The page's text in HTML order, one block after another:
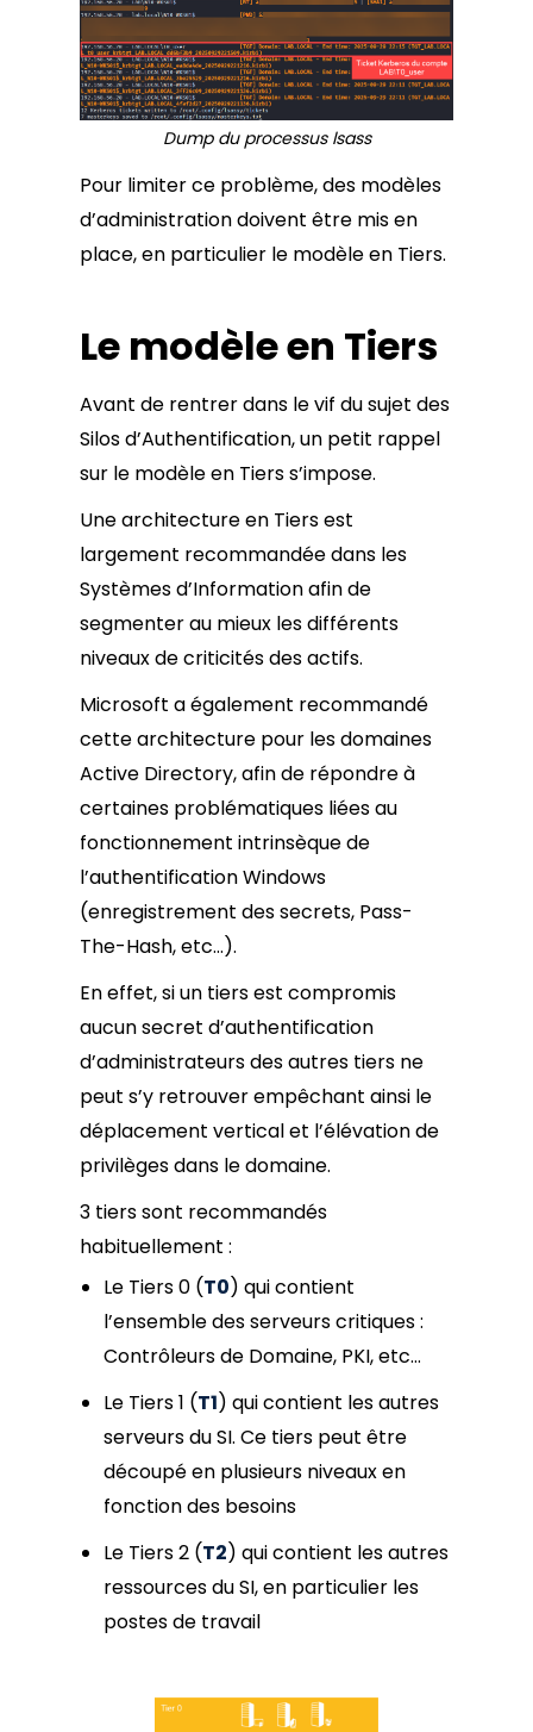
Dump du processus lsass
Pour limiter ce problème, des modèles
d’administration doivent être mis en
place, en particulier le modèle en Tiers.
Le modèle en Tiers
Avant de rentrer dans le vif du sujet des
Silos d’Authentification, un petit rappel
sur le modèle en Tiers s’impose.
Une architecture en Tiers est
largement recommandée dans les
Systèmes d’Information afin de
segmenter au mieux les différents
niveaux de criticités des actifs.
Microsoft a également recommandé
cette architecture pour les domaines
Active Directory, afin de répondre à
certaines problématiques liées au
fonctionnement intrinsèque de
l’authentification Windows
(enregistrement des secrets, Pass-
The-Hash, etc…).
En effet, si un tiers est compromis
aucun secret d’authentification
d’administrateurs des autres tiers ne
peut s’y retrouver empêchant ainsi le
déplacement vertical et l’élévation de
privilèges dans le domaine.
3 tiers sont recommandés
habituellement :
Le Tiers 0 (T0) qui contient
l’ensemble des serveurs critiques :
Contrôleurs de Domaine, PKI, etc…
Le Tiers 1 (T1) qui contient les autres
serveurs du SI. Ce tiers peut être
découpé en plusieurs niveaux en
fonction des besoins
Le Tiers 2 (T2) qui contient les autres
ressources du SI, en particulier les
postes de travail